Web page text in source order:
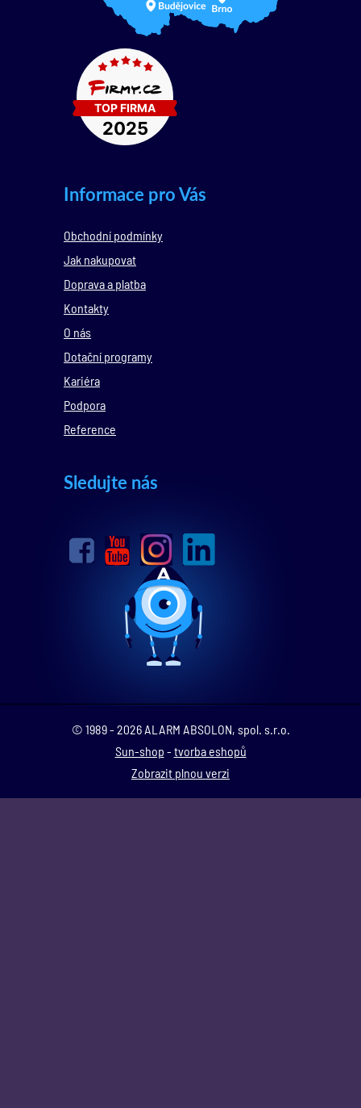
Informace pro Vás
Obchodní podmínky
Jak nakupovat
Doprava a platba
Kontakty
O nás
Dotační programy
Kariéra
Podpora
Reference
Sledujte nás
© 1989 - 2026 ALARM ABSOLON, spol. s.r.o.
Sun-shop - tvorba eshopů
Zobrazit plnou verzi